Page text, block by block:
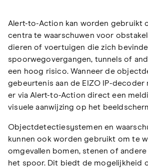
Alert-to-Action kan worden gebruikt
centra te waarschuwen voor
dieren of voertuigen die zich
spoorwegovergangen, tunnels of
een hoog risico. Wanneer de
gebeurtenis aan de EIZO IP-
er via Alert-to-Action direct een
visuele aanwijzing op het
Objectdetectiesystemen en
kunnen ook worden gebruikt om te
omgevallen bomen, stenen of
het spoor. Dit biedt de mogelijkheid